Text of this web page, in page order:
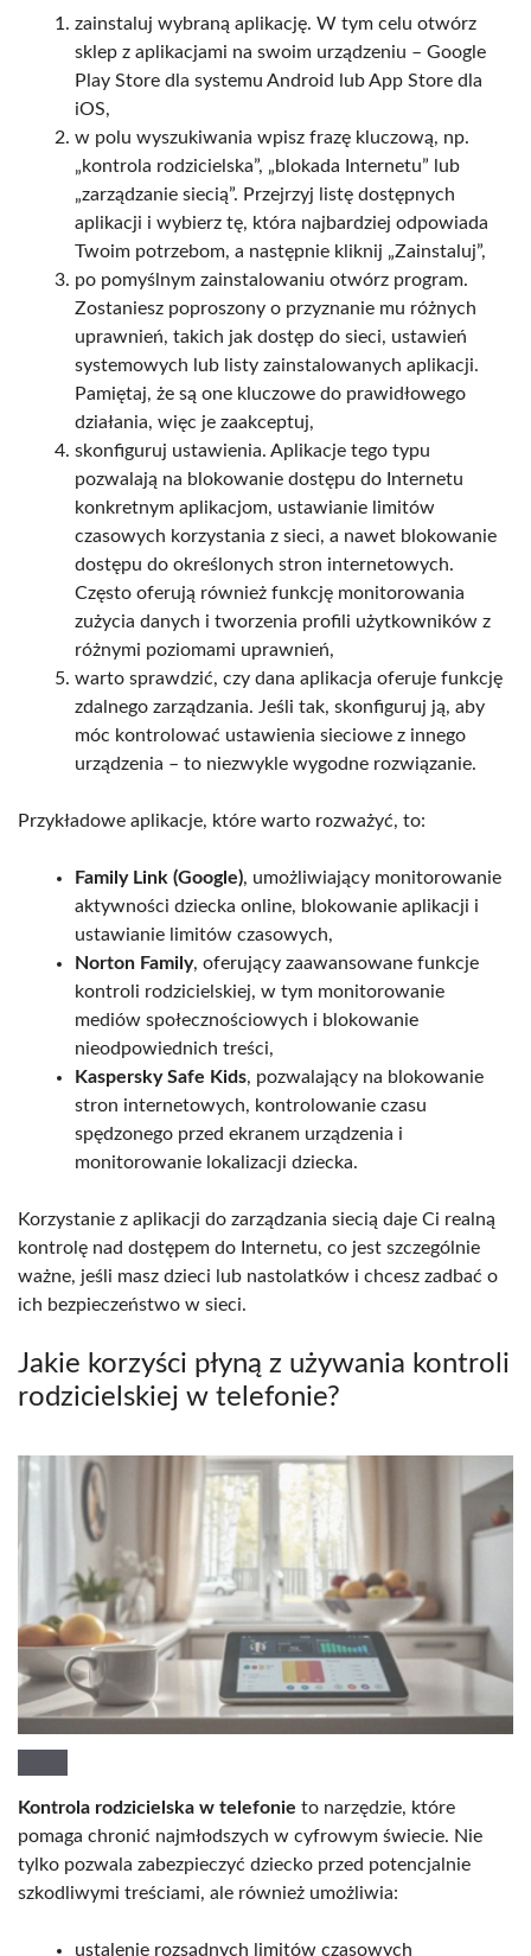
zainstaluj wybraną aplikację. W tym celu otwórz
sklep z aplikacjami na swoim urządzeniu – Google
Play Store dla systemu Android lub App Store dla
iOS,
w polu wyszukiwania wpisz frazę kluczową, np.
„kontrola rodzicielska”, „blokada Internetu” lub
„zarządzanie siecią”. Przejrzyj listę dostępnych
aplikacji i wybierz tę, która najbardziej odpowiada
Twoim potrzebom, a następnie kliknij „Zainstaluj”,
po pomyślnym zainstalowaniu otwórz program.
Zostaniesz poproszony o przyznanie mu różnych
uprawnień, takich jak dostęp do sieci, ustawień
systemowych lub listy zainstalowanych aplikacji.
Pamiętaj, że są one kluczowe do prawidłowego
działania, więc je zaakceptuj,
skonfiguruj ustawienia. Aplikacje tego typu
pozwalają na blokowanie dostępu do Internetu
konkretnym aplikacjom, ustawianie limitów
czasowych korzystania z sieci, a nawet blokowanie
dostępu do określonych stron internetowych.
Często oferują również funkcję monitorowania
zużycia danych i tworzenia profili użytkowników z
różnymi poziomami uprawnień,
warto sprawdzić, czy dana aplikacja oferuje funkcję
zdalnego zarządzania. Jeśli tak, skonfiguruj ją, aby
móc kontrolować ustawienia sieciowe z innego
urządzenia – to niezwykle wygodne rozwiązanie.
Przykładowe aplikacje, które warto rozważyć, to:
Family Link (Google), umożliwiający monitorowanie
aktywności dziecka online, blokowanie aplikacji i
ustawianie limitów czasowych,
Norton Family, oferujący zaawansowane funkcje
kontroli rodzicielskiej, w tym monitorowanie
mediów społecznościowych i blokowanie
nieodpowiednich treści,
Kaspersky Safe Kids, pozwalający na blokowanie
stron internetowych, kontrolowanie czasu
spędzonego przed ekranem urządzenia i
monitorowanie lokalizacji dziecka.
Korzystanie z aplikacji do zarządzania siecią daje Ci realną
kontrolę nad dostępem do Internetu, co jest szczególnie
ważne, jeśli masz dzieci lub nastolatków i chcesz zadbać o
ich bezpieczeństwo w sieci.
Jakie korzyści płyną z używania kontroli
rodzicielskiej w telefonie?
Kontrola rodzicielska w telefonie to narzędzie, które
pomaga chronić najmłodszych w cyfrowym świecie. Nie
tylko pozwala zabezpieczyć dziecko przed potencjalnie
szkodliwymi treściami, ale również umożliwia:
ustalenie rozsądnych limitów czasowych